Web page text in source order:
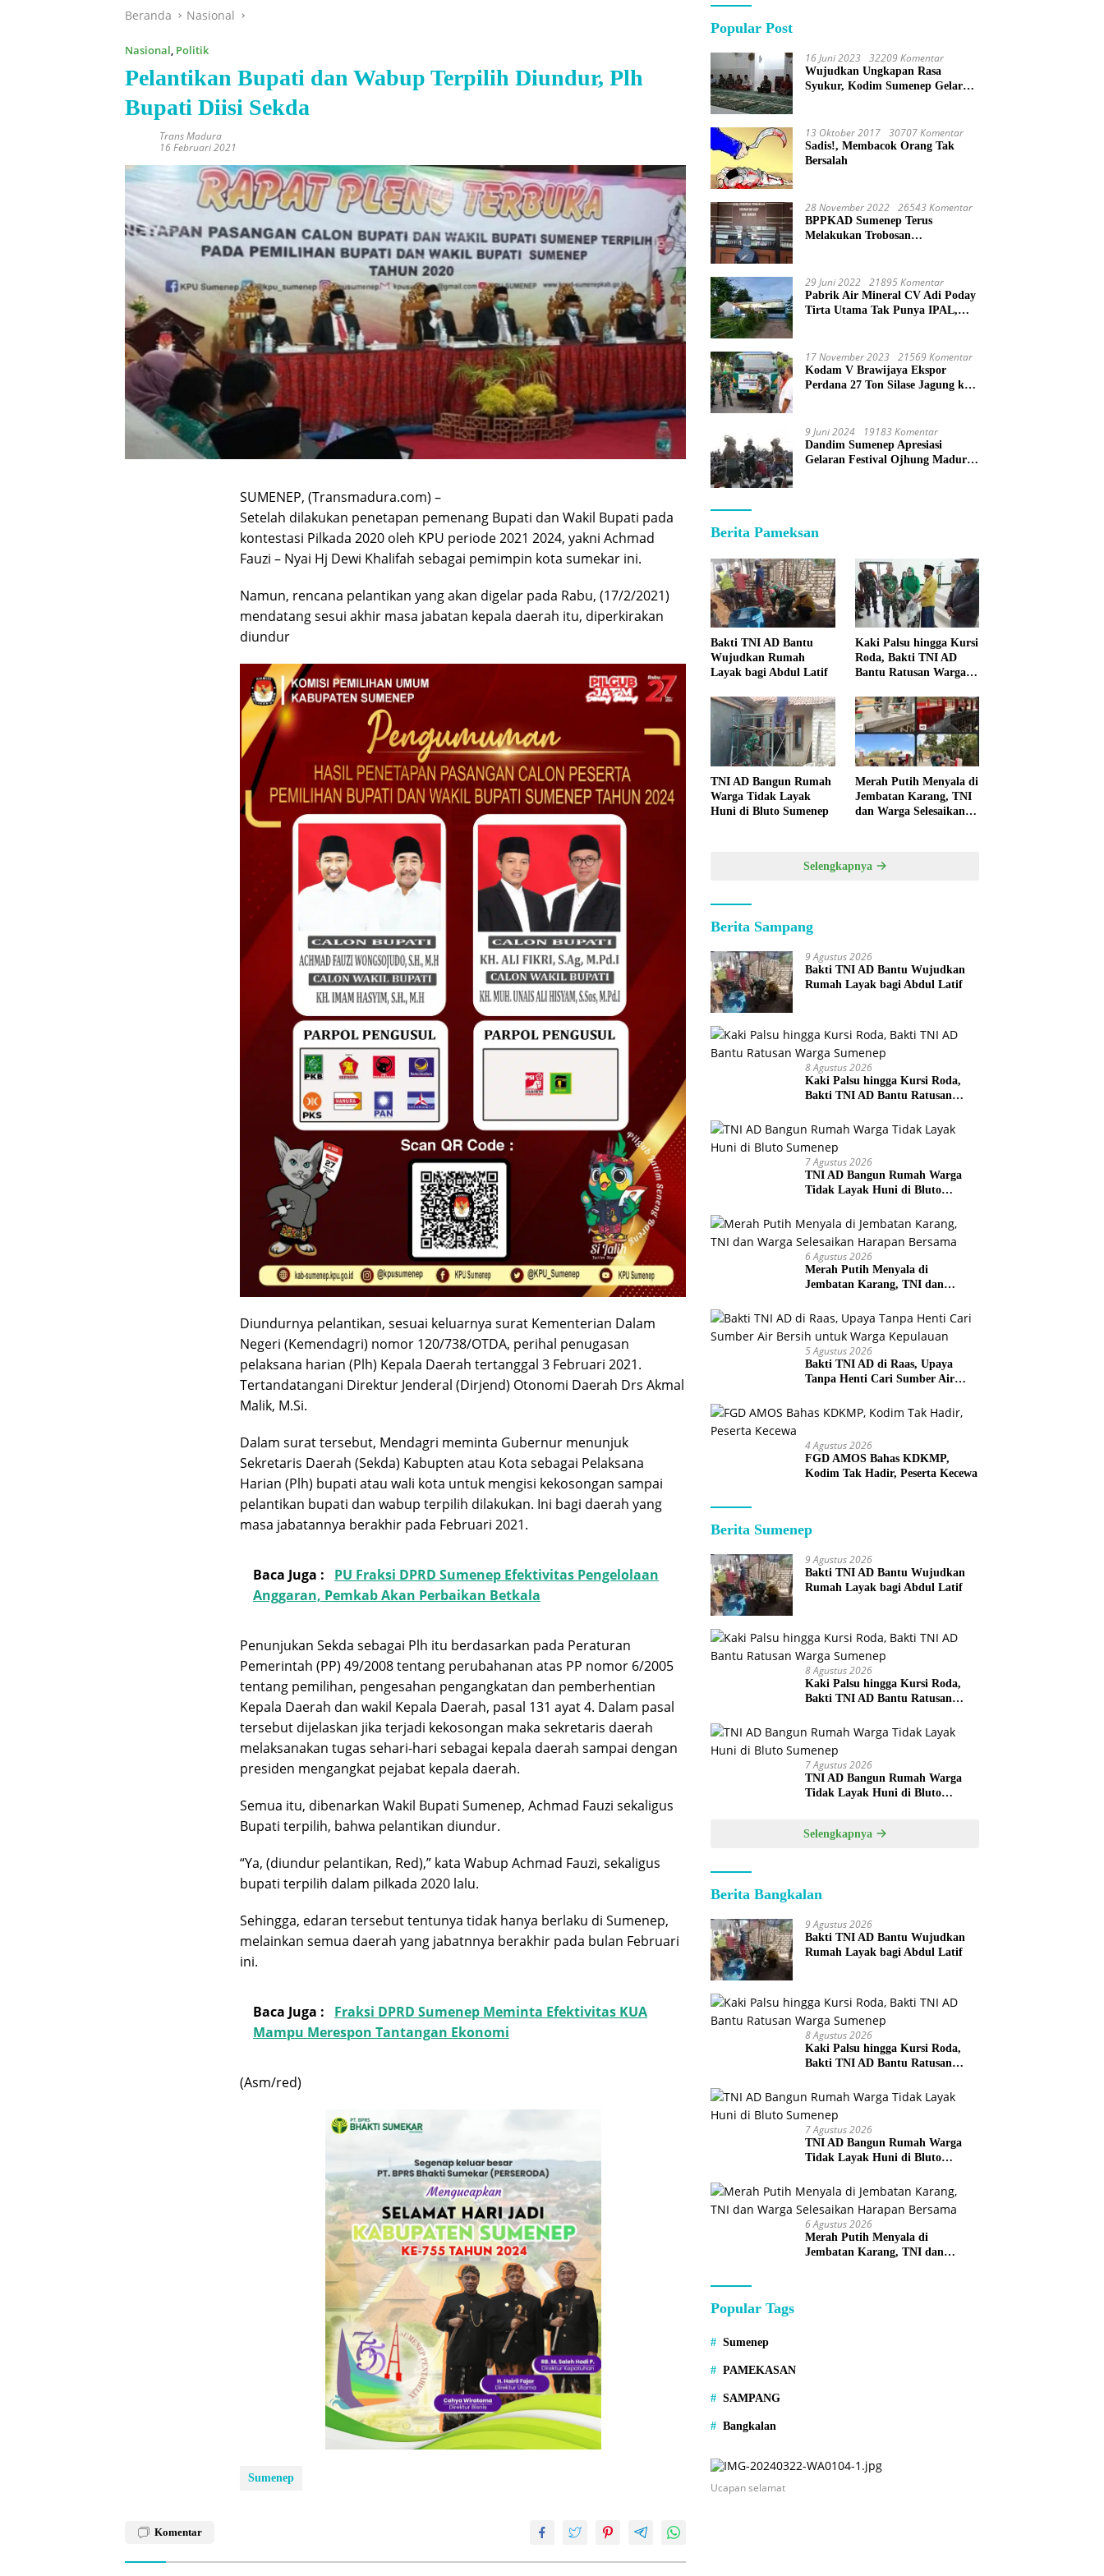
Beranda Nasional
Nasional Politik
Pelantikan Bupati dan Wabup Terpilih Diundur, Plh
Bupati Diisi Sekda
Trans Madura
16 Februari 2021
SUMENEP, (Transmadura.com) –
Setelah dilakukan penetapan pemenang Bupati dan Wakil Bupati pada
kontestasi Pilkada 2020 oleh KPU periode 2021 2024, yakni Achmad
Fauzi – Nyai Hj Dewi Khalifah sebagai pemimpin kota sumekar ini.
Namun, rencana pelantikan yang akan digelar pada Rabu, (17/2/2021)
mendatang sesui akhir masa jabatan kepala daerah itu, diperkirakan
diundur
Diundurnya pelantikan, sesuai keluarnya surat Kementerian Dalam
Negeri (Kemendagri) nomor 120/738/OTDA, perihal penugasan
pelaksana harian (Plh) Kepala Daerah tertanggal 3 Februari 2021.
Tertandatangani Direktur Jenderal (Dirjend) Otonomi Daerah Drs Akmal
Malik, M.Si.
Dalam surat tersebut, Mendagri meminta Gubernur menunjuk
Sekretaris Daerah (Sekda) Kabupten atau Kota sebagai Pelaksana
Harian (Plh) bupati atau wali kota untuk mengisi kekosongan sampai
pelantikan bupati dan wabup terpilih dilakukan. Ini bagi daerah yang
masa jabatannya berakhir pada Februari 2021.
Baca Juga :
PU Fraksi DPRD Sumenep Efektivitas Pengelolaan
Anggaran, Pemkab Akan Perbaikan Betkala
Penunjukan Sekda sebagai Plh itu berdasarkan pada Peraturan
Pemerintah (PP) 49/2008 tentang perubahanan atas PP nomor 6/2005
tentang pemilihan, pengesahan pengangkatan dan pemberhentian
Kepala Daerah dan wakil Kepala Daerah, pasal 131 ayat 4. Dalam pasal
tersebut dijelaskan jika terjadi kekosongan maka sekretaris daerah
melaksanakan tugas sehari-hari sebagai kepala daerah sampai dengan
presiden mengangkat pejabat kepala daerah.
Semua itu, dibenarkan Wakil Bupati Sumenep, Achmad Fauzi sekaligus
Bupati terpilih, bahwa pelantikan diundur.
“Ya, (diundur pelantikan, Red),” kata Wabup Achmad Fauzi, sekaligus
bupati terpilih dalam pilkada 2020 lalu.
Sehingga, edaran tersebut tentunya tidak hanya berlaku di Sumenep,
melainkan semua daerah yang jabatnnya berakhir pada bulan Februari
ini.
Baca Juga :
Fraksi DPRD Sumenep Meminta Efektivitas KUA
Mampu Merespon Tantangan Ekonomi
(Asm/red)
Sumenep
Komentar
Popular Post
16 Juni 2023 32209 Komentar
Wujudkan Ungkapan Rasa
Syukur, Kodim Sumenep Gelar
13 Oktober 2017 30707 Komentar
Sadis!, Membacok Orang Tak
Bersalah
28 November 2022 26543 Komentar
BPPKAD Sumenep Terus
Melakukan Trobosan
29 Juni 2022 21895 Komentar
Pabrik Air Mineral CV Adi Poday
Tirta Utama Tak Punya IPAL,
17 November 2023 21569 Komentar
Kodam V Brawijaya Ekspor
Perdana 27 Ton Silase Jagung ke
9 Juni 2024 19183 Komentar
Dandim Sumenep Apresiasi
Gelaran Festival Ojhung Madura
Berita Pameksan
Bakti TNI AD Bantu
Wujudkan Rumah
Layak bagi Abdul Latif
Kaki Palsu hingga Kursi
Roda, Bakti TNI AD
Bantu Ratusan Warga
TNI AD Bangun Rumah
Warga Tidak Layak
Huni di Bluto Sumenep
Merah Putih Menyala di
Jembatan Karang, TNI
dan Warga Selesaikan
Selengkapnya
Berita Sampang
9 Agustus 2026
Bakti TNI AD Bantu Wujudkan
Rumah Layak bagi Abdul Latif
8 Agustus 2026
Kaki Palsu hingga Kursi Roda,
Bakti TNI AD Bantu Ratusan
7 Agustus 2026
TNI AD Bangun Rumah Warga
Tidak Layak Huni di Bluto
6 Agustus 2026
Merah Putih Menyala di
Jembatan Karang, TNI dan
Bersama
5 Agustus 2026
Bakti TNI AD di Raas, Upaya
Tanpa Henti Cari Sumber Air
4 Agustus 2026
FGD AMOS Bahas KDKMP,
Kodim Tak Hadir, Peserta Kecewa
Berita Sumenep
9 Agustus 2026
Bakti TNI AD Bantu Wujudkan
Rumah Layak bagi Abdul Latif
8 Agustus 2026
Kaki Palsu hingga Kursi Roda,
Bakti TNI AD Bantu Ratusan
7 Agustus 2026
TNI AD Bangun Rumah Warga
Tidak Layak Huni di Bluto
Selengkapnya
Berita Bangkalan
9 Agustus 2026
Bakti TNI AD Bantu Wujudkan
Rumah Layak bagi Abdul Latif
8 Agustus 2026
Kaki Palsu hingga Kursi Roda,
Bakti TNI AD Bantu Ratusan
7 Agustus 2026
TNI AD Bangun Rumah Warga
Tidak Layak Huni di Bluto
6 Agustus 2026
Merah Putih Menyala di
Jembatan Karang, TNI dan
Popular Tags
Sumenep
PAMEKASAN
SAMPANG
Bangkalan
Ucapan selamat